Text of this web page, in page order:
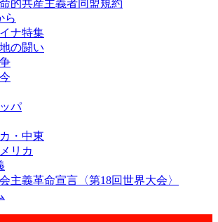
的共産主義者同盟規約
ら
ナ特集
の闘い
パ
・中東
リカ
主義革命宣言〈第18回世界大会〉